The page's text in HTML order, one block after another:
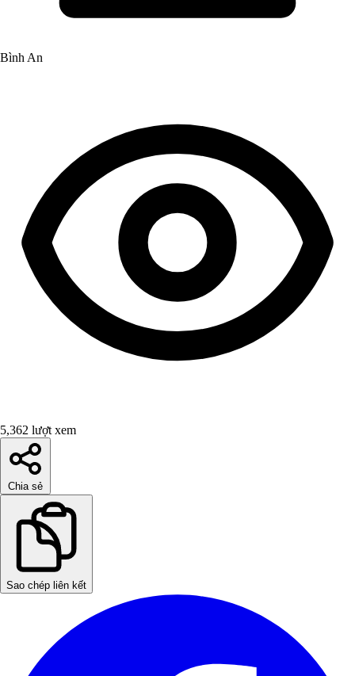
Bình An
5,362 lượt xem
Chia sẻ
Sao chép liên kết